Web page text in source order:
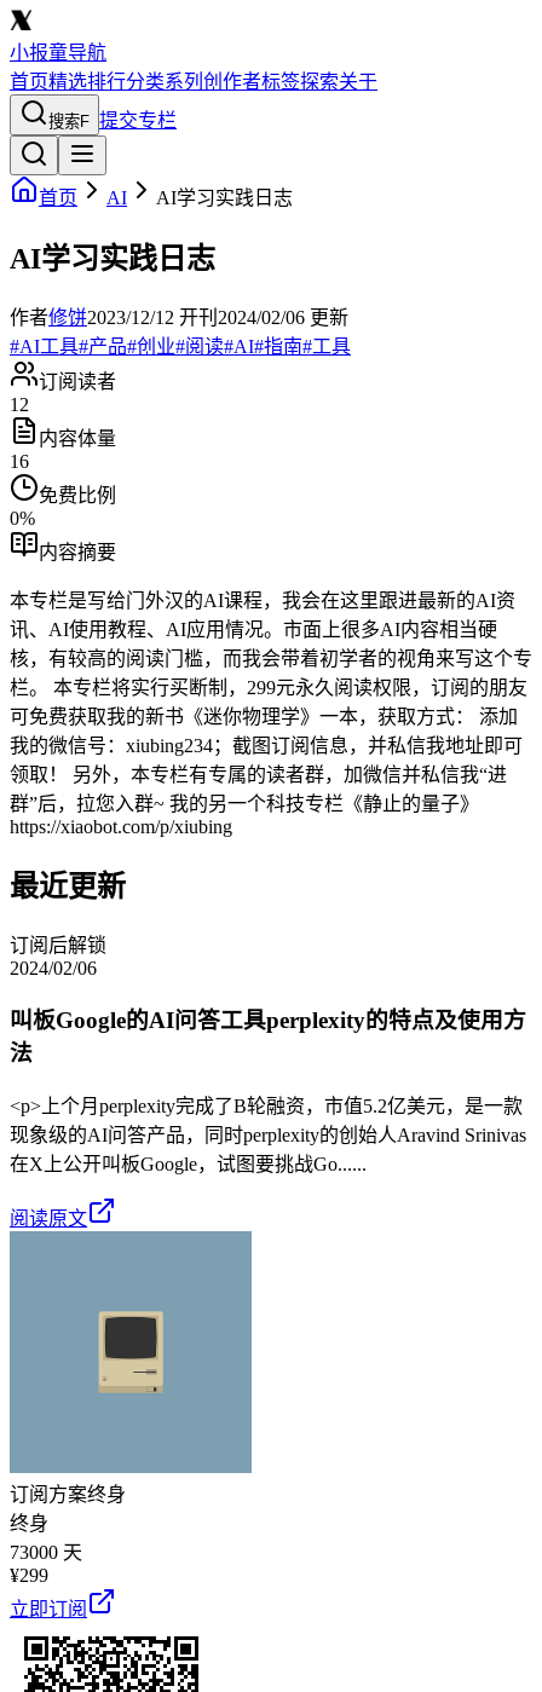
小报童导航
首页精选排行分类系列 创作者标签探索关于
搜索F 提交专栏
首页 AI AI学习实践日志
AI学习实践日志
作者修饼2023/12/12 开刊 2024/02/06 更新
#AI工具#产品#创业#阅读#AI#指南#工具
订阅读者
12
内容体量
16
免费比例
0%
内容摘要
本专栏是写给门外汉的AI课程，我会在这里跟进最新的AI资
讯、AI使用教程、AI应用情况。市面上很多AI内容相当硬
核，有较高的阅读门槛，而我会带着初学者的视角来写这个专
栏。 本专栏将实行买断制，299元永久阅读权限，订阅的朋友
可免费获取我的新书《迷你物理学》一本，获取方式： 添加
我的微信号：xiubing234；截图订阅信息，并私信我地址即可
领取！ 另外，本专栏有专属的读者群，加微信并私信我“进
群”后，拉您入群~ 我的另一个科技专栏《静止的量子》
https://xiaobot.com/p/xiubing
最近更新
订阅后解锁
2024/02/06
叫板Google的AI问答工具perplexity的特点及使用方
法
<p>上个月perplexity完成了B轮融资，市值5.2亿美元，是一款
现象级的AI问答产品，同时perplexity的创始人Aravind Srinivas
在X上公开叫板Google，试图要挑战Go......
阅读原文
订阅方案终身
终身
73000 天
¥299
立即订阅